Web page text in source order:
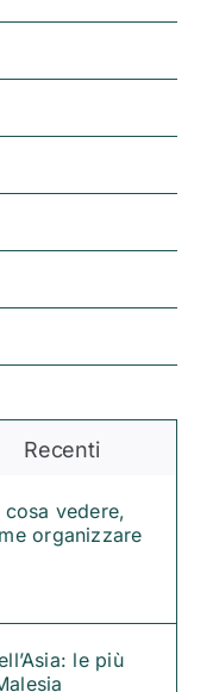
Recenti
vedere,
organizzare
le più